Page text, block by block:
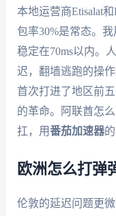
本地运营商Etisalat
包率30%是常态。我
稳定在70ms以内。
迟，翻墙逃跑的操
首次打进了地区前
的革命。阿联酋怎
扛，用番茄加速器
欧洲怎么打弹
伦敦的延迟问题更